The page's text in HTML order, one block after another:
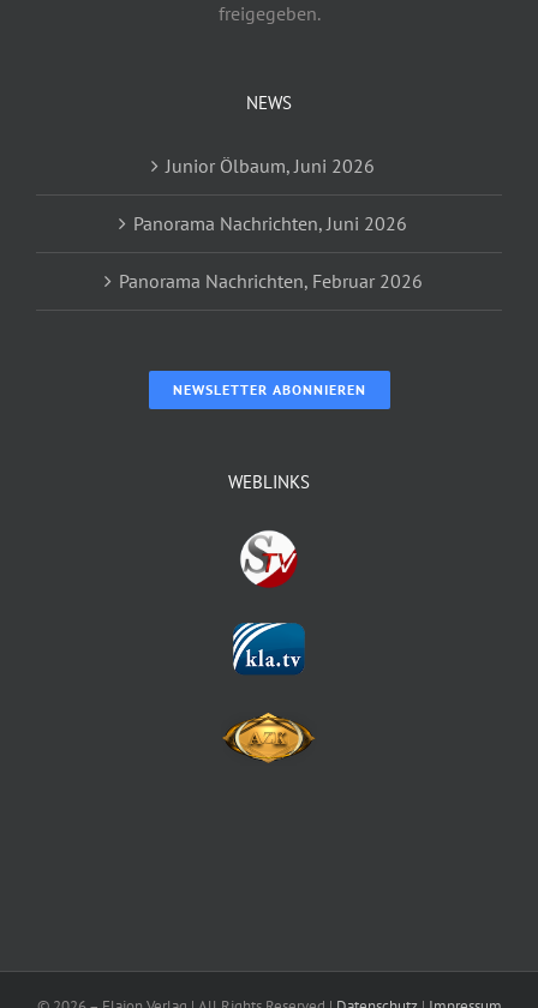
freigegeben.
NEWS
Junior Ölbaum, Juni 2026
Panorama Nachrichten, Juni 2026
Panorama Nachrichten, Februar 2026
NEWSLETTER ABONNIEREN
WEBLINKS